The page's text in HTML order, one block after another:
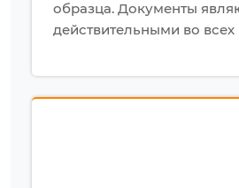
образца. Документы
действительными во